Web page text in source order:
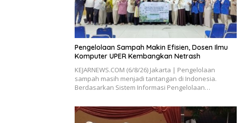
Pengelolaan Sampah Makin Efisien, Dosen Ilmu
Komputer UPER Kembangkan Netrash
KEJARNEWS.COM (6/8/26) Jakarta | Pengelolaan
sampah masih menjadi tantangan di Indonesia.
Berdasarkan Sistem Informasi Pengelolaan…